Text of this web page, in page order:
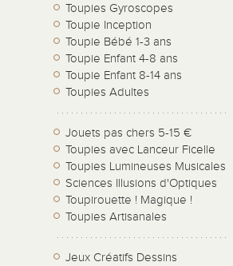
Toupies Gyroscopes
Toupie Inception
Toupie Bébé 1-3 ans
Toupie Enfant 4-8 ans
Toupie Enfant 8-14 ans
Toupies Adultes
Jouets pas chers 5-15 €
Toupies avec Lanceur Ficelle
Toupies Lumineuses Musicales
Sciences Illusions d'Optiques
Toupirouette ! Magique !
Toupies Artisanales
Jeux Créatifs Dessins